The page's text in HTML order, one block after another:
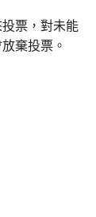
票，對未能
棄投票。